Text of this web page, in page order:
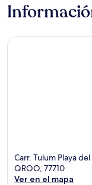
Carr. Tulum Playa
QROO, 77710
Ver en el mapa